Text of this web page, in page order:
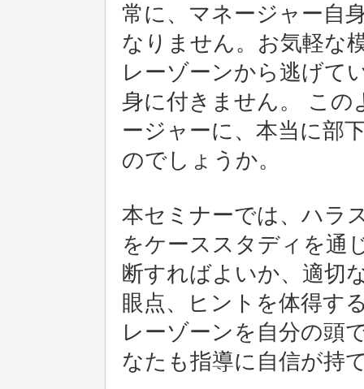
常に、マネージャー自
なりません。お気軽な
レーゾーンから逃げて
身に付きません。 この
ージャーに、本当に部
のでしょうか。
本セミナーでは、ハラ
をケーススタディを通
断すればよいか、適切
眼点、ヒントを体得す
レーゾーンを自分の頭
なたも指導に自信が持